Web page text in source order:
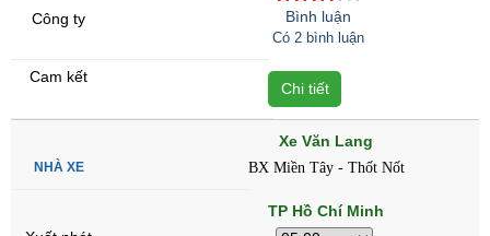
Bình luận
Có 2 bình luận
Chi tiết
Xe Văn Lang
BX Miền Tây - Thốt Nốt
TP Hồ Chí Minh